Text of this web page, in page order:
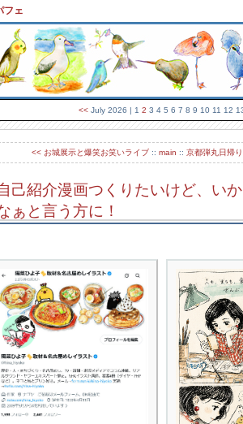
フェ
<< July 2026 | 1 2 3 4 5 6 7 8 9 10 11 12
<< お城展示と爆笑お笑いライブ :: main :: 京都弾丸日帰
己紹介漫画つくりたいけど、い
ぁと言う方に！